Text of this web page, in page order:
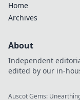
Home
Archives
About
Independent
edited by our in-
Auscot Gems: